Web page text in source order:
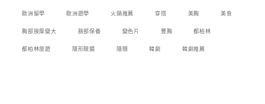
歐洲留學 歐洲遊學 火鍋推薦 穿搭 美胸 美食
胸部按摩變大 臉部保養 變色片 豐胸 都柏林
都柏林旅遊 隱形眼鏡 隱眼 韓劇 韓劇推薦